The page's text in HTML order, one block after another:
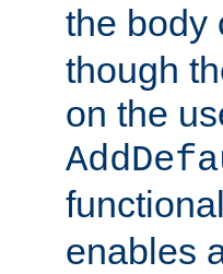
the body
though
on the
enables